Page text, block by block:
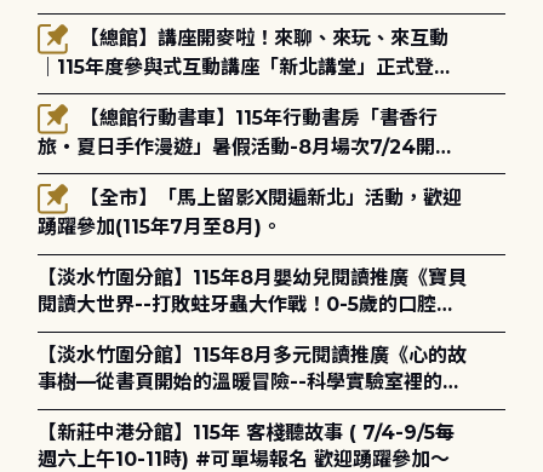
躍參加(115年8月3日至10月4日)。
｜115年度參與式互動講座「新北講堂」正式登
場！
旅・夏日手作漫遊」暑假活動-8月場次7/24開始
報名
踴躍參加(115年7月至8月)。
【淡水竹圍分館】115年8月嬰幼兒閱讀推廣《寶貝
閱讀大世界--打敗蛀牙蟲大作戰！0-5歲的口腔照
護全攻略》
【淡水竹圍分館】115年8月多元閱讀推廣《心的故
事樹—從書頁開始的溫暖冒險--科學實驗室裡的放
電章魚》
【新莊中港分館】115年 客棧聽故事 ( 7/4-9/5每
週六上午10-11時) #可單場報名 歡迎踴躍參加～